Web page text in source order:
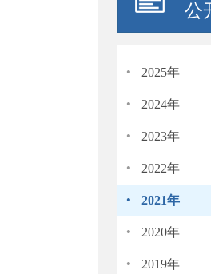
公
· 2025年
· 2024年
· 2023年
· 2022年
· 2021年
· 2020年
· 2019年